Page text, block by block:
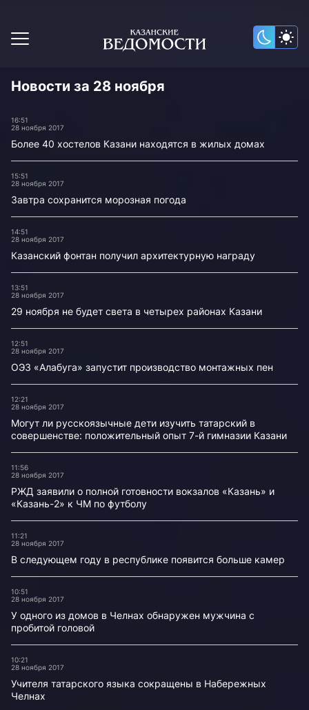
Новости за 28 ноября
16:51
28 ноября 2017
Более 40 хостелов Казани находятся в жилых домах
15:51
28 ноября 2017
Завтра сохранится морозная погода
14:51
28 ноября 2017
Казанский фонтан получил архитектурную награду
13:51
28 ноября 2017
29 ноября не будет света в четырех районах Казани
12:51
28 ноября 2017
ОЭЗ «Алабуга» запустит производство монтажных пен
12:21
28 ноября 2017
Могут ли русскоязычные дети изучить татарский в
совершенстве: положительный опыт 7-й гимназии Казани
11:56
28 ноября 2017
РЖД заявили о полной готовности вокзалов «Казань» и
«Казань-2» к ЧМ по футболу
11:21
28 ноября 2017
В следующем году в республике появится больше камер
10:51
28 ноября 2017
У одного из домов в Челнах обнаружен мужчина с
пробитой головой
10:21
28 ноября 2017
Учителя татарского языка сокращены в Набережных
Челнах